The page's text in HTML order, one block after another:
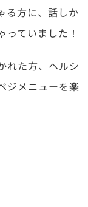
る方に、話しか
ていました！
れた方、ヘルシ
ジメニューを楽